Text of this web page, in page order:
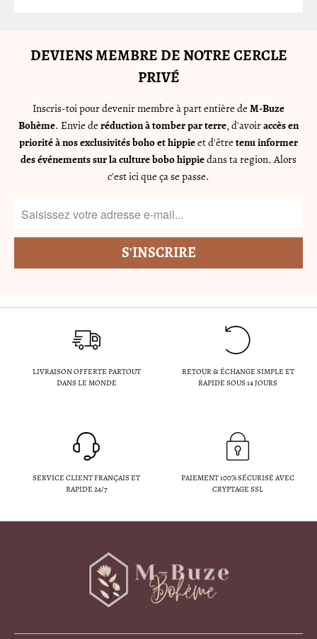
DEVIENS MEMBRE DE NOTRE CERCLE
PRIVÉ
Inscris-toi pour devenir membre à part entière de M-Buze
Bohème. Envie de réduction à tomber par terre, d'avoiraccès en
priorité à nos exclusivités boho et hippieet d'être tenu informer
des événements sur la culture bobo hippiedans ta region. Alors
c'est ici que ça se passe.
LIVRAISON OFFERTE PARTOUT
DANS LE MONDE
RETOUR & ÉCHANGE SIMPLE ET
RAPIDE SOUS 14 JOURS
SERVICE CLIENT FRANÇAIS ET
RAPIDE 24/7
PAIEMENT 100% SÉCURISÉ AVEC
CRYPTAGE SSL